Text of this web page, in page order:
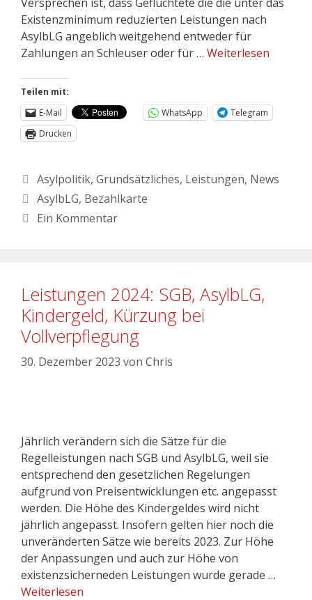
Existenzminimum reduzierten Leistungen nach
AsylbLG angeblich weitgehend entweder für
Zahlungen an Schleuser oder für … Weiterlesen
Teilen mit:
E-Mail
WhatsApp
Telegram
Drucken
Asylpolitik, Grundsätzliches, Leistungen, News
AsylbLG, Bezahlkarte
Ein Kommentar
Leistungen 2024: SGB, AsylbLG,
Kindergeld, Kürzung bei
Vollverpflegung
30. Dezember 2023 von Chris
Jährlich verändern sich die Sätze für die
Regelleistungen nach SGB und AsylbLG, weil sie
entsprechend den gesetzlichen Regelungen
aufgrund von Preisentwicklungen etc. angepasst
werden. Die Höhe des Kindergeldes wird nicht
jährlich angepasst. Insofern gelten hier noch die
unveränderten Sätze wie bereits 2023. Zur Höhe
der Anpassungen und auch zur Höhe von
existenzsicherneden Leistungen wurde gerade …
Weiterlesen